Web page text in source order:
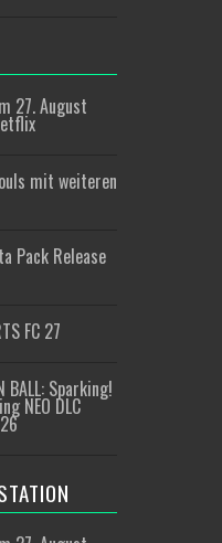
27. August
mit weiteren
Pack Release
FC 27
BALL: Sparking!
NEO DLC